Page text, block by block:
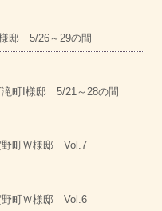
邸 5/26～29の間
町I様邸 5/21～28の間
町Ｗ様邸 Vol.7
町Ｗ様邸 Vol.6